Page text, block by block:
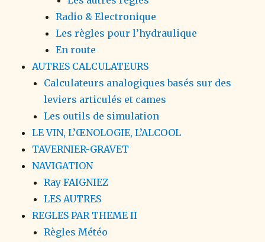
Radio & Electronique
Les règles pour l’hydraulique
En route
AUTRES CALCULATEURS
Calculateurs analogiques basés sur des
leviers articulés et cames
Les outils de simulation
LE VIN, L’ŒNOLOGIE, L’ALCOOL
TAVERNIER-GRAVET
NAVIGATION
Ray FAIGNIEZ
LES AUTRES
REGLES PAR THEME II
Règles Météo